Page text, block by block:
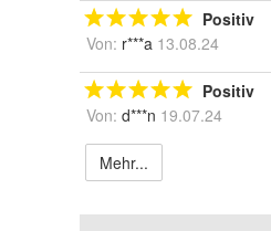
Positiv
Von: r***a 13.08.24
Positiv
Von: d***n 19.07.24
Mehr...